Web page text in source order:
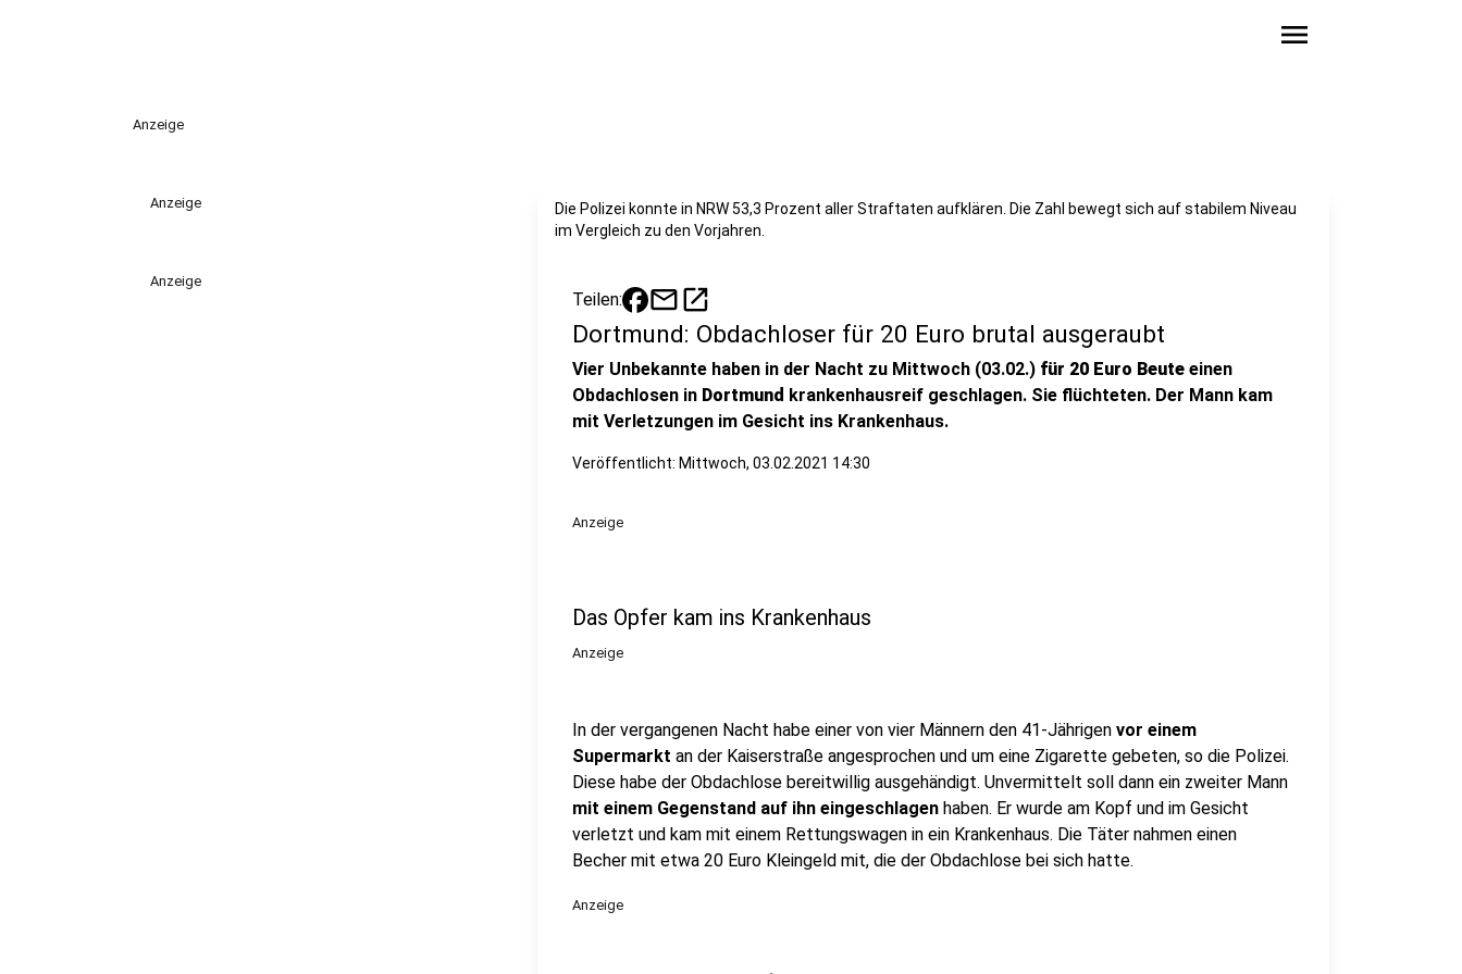
menu
Anzeige
Anzeige
Anzeige
Die Polizei konnte in NRW 53,3 Prozent aller Straftaten aufklären. Die Zahl bewegt sich auf stabilem Niveau
im Vergleich zu den Vorjahren.
Teilen: mailopen_in_new
Dortmund: Obdachloser für 20 Euro brutal ausgeraubt
Vier Unbekannte haben in der Nacht zu Mittwoch (03.02.) für 20 Euro Beute einen
Obdachlosen in Dortmund krankenhausreif geschlagen. Sie flüchteten. Der Mann kam
mit Verletzungen im Gesicht ins Krankenhaus.
Veröffentlicht: Mittwoch, 03.02.2021 14:30
Anzeige
Das Opfer kam ins Krankenhaus
Anzeige
In der vergangenen Nacht habe einer von vier Männern den 41-Jährigen vor einem
Supermarkt an der Kaiserstraße angesprochen und um eine Zigarette gebeten, so die Polizei.
Diese habe der Obdachlose bereitwillig ausgehändigt. Unvermittelt soll dann ein zweiter Mann
mit einem Gegenstand auf ihn eingeschlagen haben. Er wurde am Kopf und im Gesicht
verletzt und kam mit einem Rettungswagen in ein Krankenhaus. Die Täter nahmen einen
Becher mit etwa 20 Euro Kleingeld mit, die der Obdachlose bei sich hatte.
Anzeige